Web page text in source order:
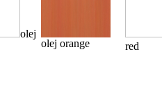
olej
olej orange red